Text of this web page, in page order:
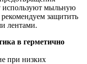
используют мыльную
защитить
лентами.
в герметично
при низких